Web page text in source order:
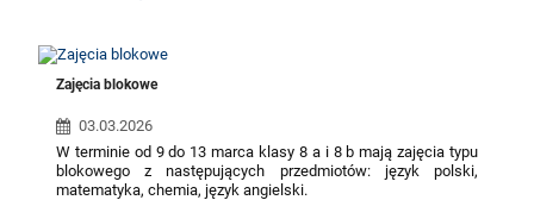
Zajęcia blokowe
03.03.2026
W terminie od 9 do 13 marca klasy 8 a i 8 b mają zajęcia typu
blokowego z następujących przedmiotów: język polski,
matematyka, chemia, język angielski.